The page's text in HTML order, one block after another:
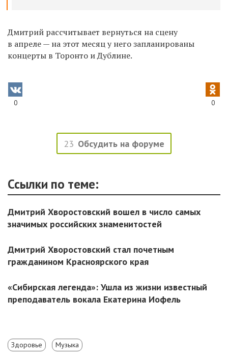
Дмитрий рассчитывает вернуться на сцену
в апреле — на этот месяц у него запланированы
концерты в Торонто и Дублине.
0 0
23 Обсудить на форуме
Ссылки по теме:
Дмитрий Хворостовский вошел в число самых
значимых российских знаменитостей
Дмитрий Хворостовский стал почетным
гражданином Красноярского края
«Сибирская легенда»: Ушла из жизни известный
преподаватель вокала Екатерина Иофель
Здоровье Музыка